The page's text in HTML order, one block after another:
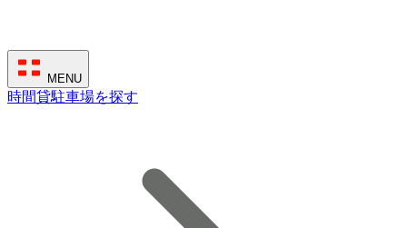
MENU
時間貸駐車場を探す